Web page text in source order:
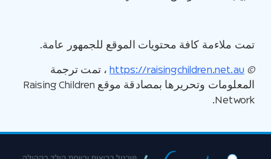
تمت ملاءمة كافة محتويات الموقع للجمهور عامة.
©
https://raisingchildren.net.au ، تمت ترجمة
المعلومات وتحريرها بمصادقة موقع Raising Children
Network.